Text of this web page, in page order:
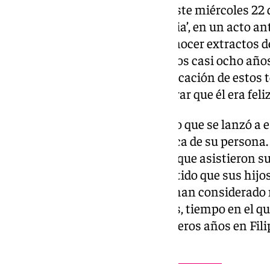
Isabel Preysler ha presentado este miércoles
memorias, ‘Mi verdadera historia’, en un acto
periodistas donde ha dado a conocer extractos
Vargas Llosa le dirigió durante los casi ocho
celebridad ha defendido la publicación de
puedo publicarlas para demostrar que él era
Preysler, de 75 años, ha señalado que se lanzó
dicho tantas cosas falsas» acerca de su
expresado durante el evento, al que asistieron
como Nuria González. Ha admitido que sus
definitiva, modificando «lo que han
ha ocupado dos años completos, tiempo en el
de su existencia desde sus primeros años en